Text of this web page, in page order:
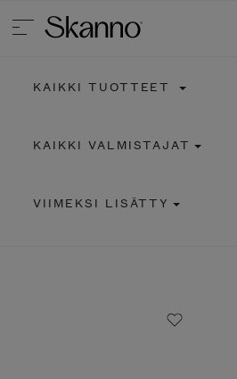
KAIKKI TUOTTEET
KAIKKI VALMISTAJAT
VIIMEKSI LISÄTTY